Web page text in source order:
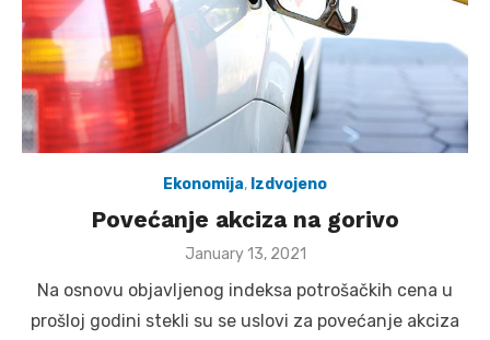
Ekonomija, Izdvojeno
Povećanje akciza na gorivo
Posted
January 13, 2021
Na osnovu objavljenog indeksa potrošačkih cena u
prošloj godini stekli su se uslovi za povećanje akciza